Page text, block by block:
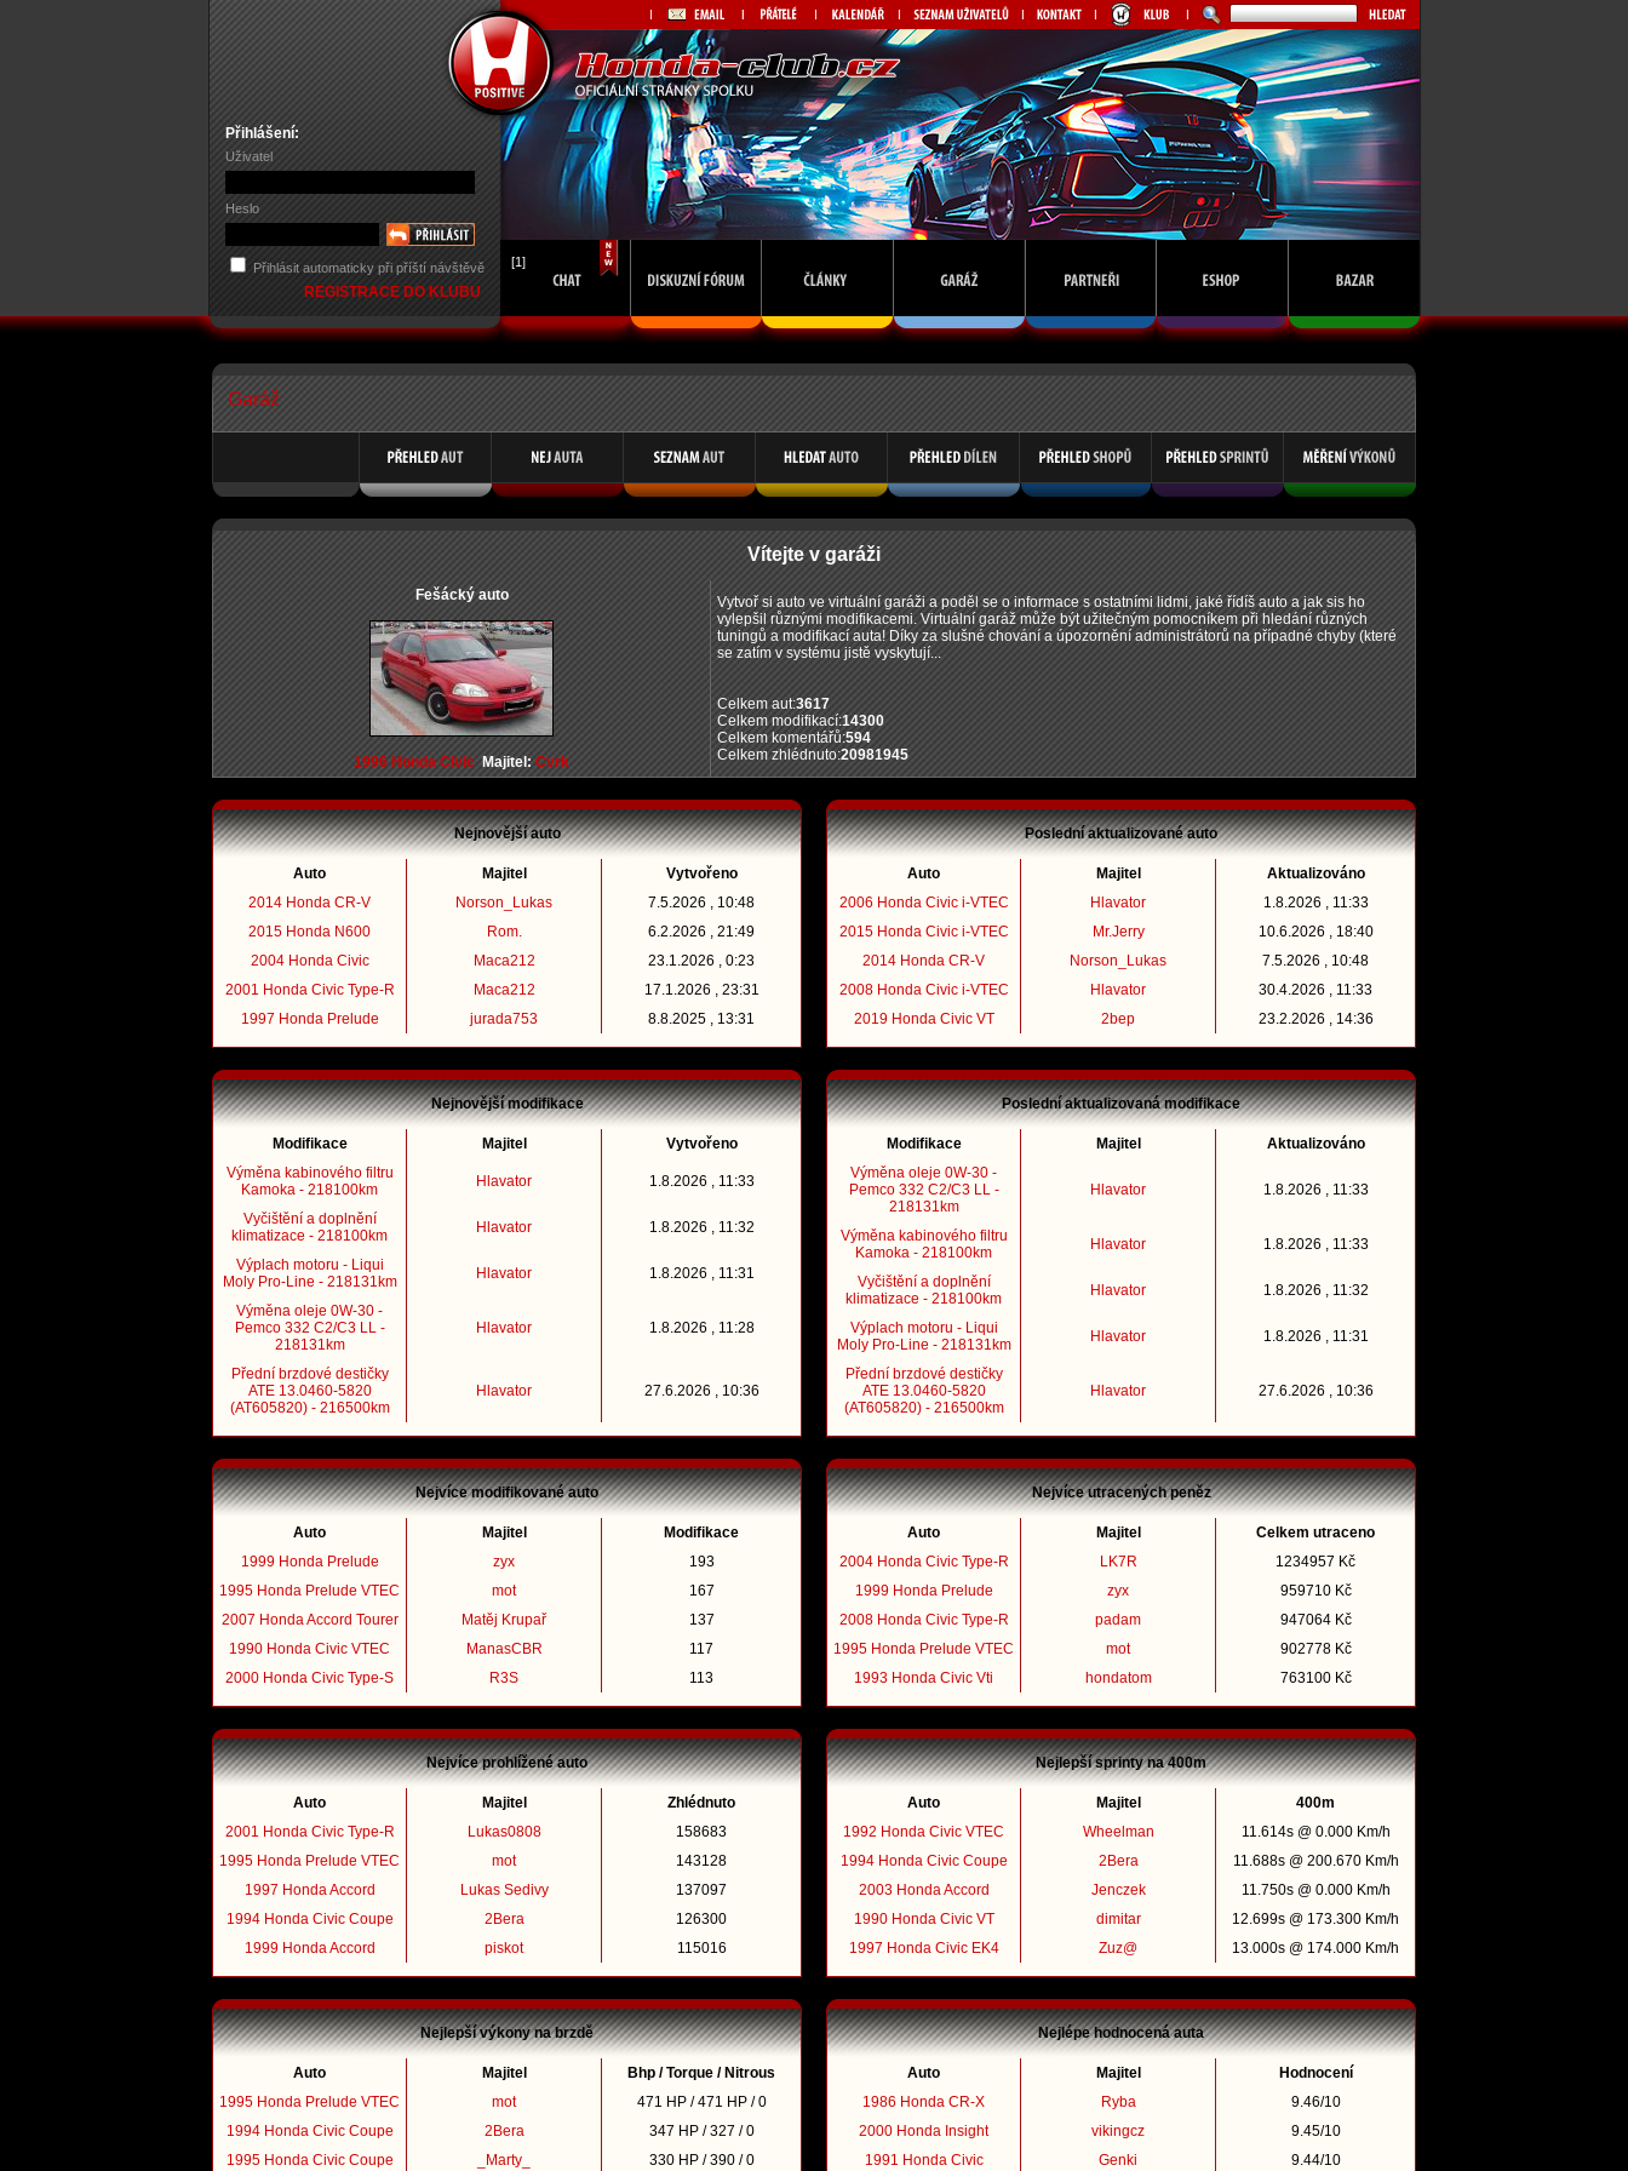
Přihlášení:
Uživatel
Heslo
Přihlásit automaticky při příští návštěvě
REGISTRACE DO KLUBU
[1]
Garáž
Vítejte v garáži
Fešácký auto
1996 Honda Civic Majitel: Cvrk
Vytvoř si auto ve virtuální garáži a poděl se o informace s ostatními lidmi, jaké řídíš auto a jak sis ho
vylepšil různými modifikacemi. Virtuální garáž může být užitečným pomocníkem při hledání různých
tuningů a modifikací auta! Díky za slušné chování a úpozornění administrátorů na případné chyby (které
se zatím v systému jistě vyskytují...
Celkem aut:3617
Celkem modifikací:14300
Celkem komentářů:594
Celkem zhlédnuto:20981945
Nejnovější auto
Auto Majitel
Vytvořeno
2014 Honda CR-V
Norson_Lukas
7.5.2026 , 10:48
2015 Honda N600
Rom.
6.2.2026 , 21:49
2004 Honda Civic
Maca212
23.1.2026 , 0:23
2001 Honda Civic Type-R
Maca212
17.1.2026 , 23:31
1997 Honda Prelude
jurada753 8.8.2025 , 13:31
Nejnovější modifikace
Modifikace Majitel
Vytvořeno
Výměna kabinového filtru
Kamoka - 218100km
Hlavator 1.8.2026 , 11:33
Vyčištění a doplnění
klimatizace - 218100km
Hlavator 1.8.2026 , 11:32
Výplach motoru - Liqui
Moly Pro-Line - 218131km
Hlavator 1.8.2026 , 11:31
Výměna oleje 0W-30 -
Pemco 332 C2/C3 LL -
218131km
Hlavator 1.8.2026 , 11:28
Přední brzdové destičky
ATE 13.0460-5820
(AT605820) - 216500km
Hlavator 27.6.2026 , 10:36
Nejvíce modifikované auto
Auto Majitel
Modifikace
1999 Honda Prelude
zyx
193
1995 Honda Prelude VTEC
mot
167
2007 Honda Accord Tourer
Matěj Krupař
137
1990 Honda Civic VTEC
ManasCBR
117
2000 Honda Civic Type-S
R3S 113
Nejvíce prohlížené auto
Auto Majitel
Zhlédnuto
2001 Honda Civic Type-R
Lukas0808
158683
1995 Honda Prelude VTEC
mot
143128
1997 Honda Accord
Lukas Sedivy
137097
1994 Honda Civic Coupe
2Bera
126300
1999 Honda Accord
piskot 115016
Nejlepší výkony na brzdě
Auto Majitel
Bhp / Torque / Nitrous
1995 Honda Prelude VTEC
mot
471 HP / 471 HP / 0
1994 Honda Civic Coupe
2Bera
347 HP / 327 / 0
1995 Honda Civic Coupe
_Marty_ 330 HP / 390 / 0
Poslední aktualizované auto
Auto Majitel
Aktualizováno
2006 Honda Civic i-VTEC
Hlavator
1.8.2026 , 11:33
2015 Honda Civic i-VTEC
Mr.Jerry
10.6.2026 , 18:40
2014 Honda CR-V
Norson_Lukas
7.5.2026 , 10:48
2008 Honda Civic i-VTEC
Hlavator
30.4.2026 , 11:33
2019 Honda Civic VT
2bep 23.2.2026 , 14:36
Poslední aktualizovaná modifikace
Modifikace Majitel
Aktualizováno
Výměna oleje 0W-30 -
Pemco 332 C2/C3 LL -
218131km
Hlavator 1.8.2026 , 11:33
Výměna kabinového filtru
Kamoka - 218100km
Hlavator 1.8.2026 , 11:33
Vyčištění a doplnění
klimatizace - 218100km
Hlavator 1.8.2026 , 11:32
Výplach motoru - Liqui
Moly Pro-Line - 218131km
Hlavator 1.8.2026 , 11:31
Přední brzdové destičky
ATE 13.0460-5820
(AT605820) - 216500km
Hlavator 27.6.2026 , 10:36
Nejvíce utracených peněz
Auto Majitel
Celkem utraceno
2004 Honda Civic Type-R
LK7R
1234957 Kč
1999 Honda Prelude
zyx
959710 Kč
2008 Honda Civic Type-R
padam
947064 Kč
1995 Honda Prelude VTEC
mot
902778 Kč
1993 Honda Civic Vti
hondatom 763100 Kč
Nejlepší sprinty na 400m
Auto Majitel
400m
1992 Honda Civic VTEC
Wheelman
11.614s @ 0.000 Km/h
1994 Honda Civic Coupe
2Bera
11.688s @ 200.670 Km/h
2003 Honda Accord
Jenczek
11.750s @ 0.000 Km/h
1990 Honda Civic VT
dimitar
12.699s @ 173.300 Km/h
1997 Honda Civic EK4
Zuz@ 13.000s @ 174.000 Km/h
Nejlépe hodnocená auta
Auto Majitel
Hodnocení
1986 Honda CR-X
Ryba
9.46/10
2000 Honda Insight
vikingcz
9.45/10
1991 Honda Civic
Genki 9.44/10